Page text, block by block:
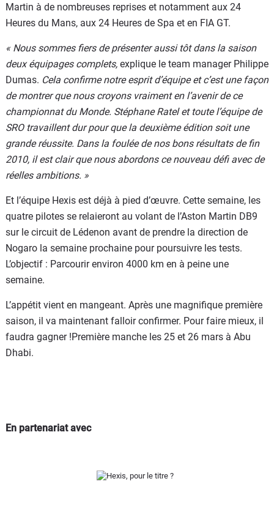
Martin à de nombreuses reprises et notamment aux 24
Heures du Mans, aux 24 Heures de Spa et en FIA GT.
« Nous sommes fiers de présenter aussi tôt dans la saison
deux équipages complets, explique le team manager Philippe
Dumas. Cela confirme notre esprit d’équipe et c’est une façon
de montrer que nous croyons vraiment en l’avenir de ce
championnat du Monde. Stéphane Ratel et toute l’équipe de
SRO travaillent dur pour que la deuxième édition soit une
grande réussite. Dans la foulée de nos bons résultats de fin
2010, il est clair que nous abordons ce nouveau défi avec de
réelles ambitions. »
Et l’équipe Hexis est déjà à pied d’œuvre. Cette semaine, les
quatre pilotes se relaieront au volant de l’Aston Martin DB9
sur le circuit de Lédenon avant de prendre la direction de
Nogaro la semaine prochaine pour poursuivre les tests.
L’objectif : Parcourir environ 4000 km en à peine une
semaine.
L’appétit vient en mangeant. Après une magnifique première
saison, il va maintenant falloir confirmer. Pour faire mieux, il
faudra gagner !Première manche les 25 et 26 mars à Abu
Dhabi.
En partenariat avec